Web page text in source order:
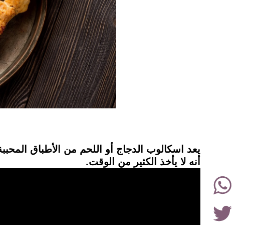
Twitter
WhatsApp
instagramيعد اسكالوب الدجاج أو اللحم من الأطباق
أنه لا يأخذ الكثير من الوقت.